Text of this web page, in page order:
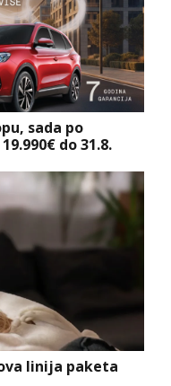
sada po
do 31.8.
linija paketa